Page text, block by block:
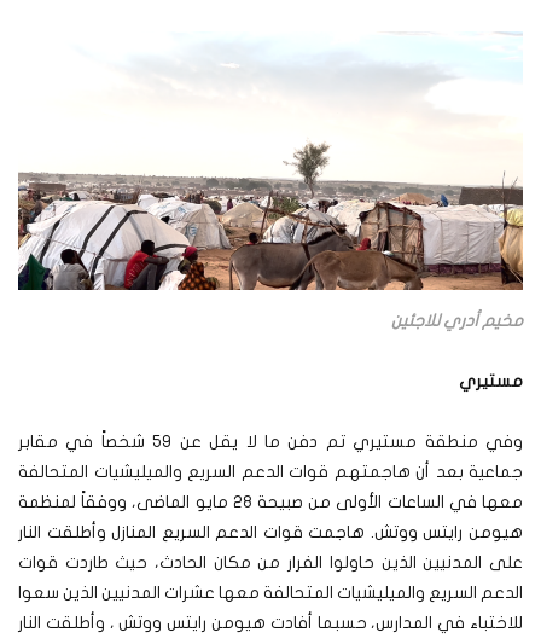
مخيم أدري للاجئين
مستيري
وفي منطقة مستيري تم دفن ما لا يقل عن 59 شخصاً في مقابر
جماعية بعد أن هاجمتهم قوات الدعم السريع والميليشيات المتحالفة
معها في الساعات الأولى من صبيحة 28 مايو الماضى، ووفقاً لمنظمة
هيومن رايتس ووتش. هاجمت قوات الدعم السريع المنازل وأطلقت النار
على المدنيين الذين حاولوا الفرار من مكان الحادث، حيث طاردت قوات
الدعم السريع والميليشيات المتحالفة معها عشرات المدنيين الذين سعوا
للاختباء في المدارس، حسبما أفادت هيومن رايتس ووتش ، وأطلقت النار